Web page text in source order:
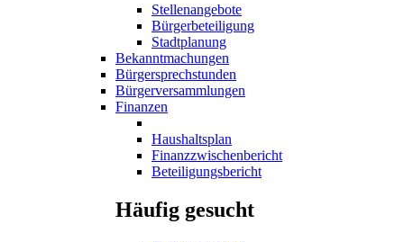
Stellenangebote
Bürgerbeteiligung
Stadtplanung
Bekanntmachungen
Bürgersprechstunden
Bürgerversammlungen
Finanzen
Haushaltsplan
Finanzzwischenbericht
Beteiligungsbericht
Häufig gesucht